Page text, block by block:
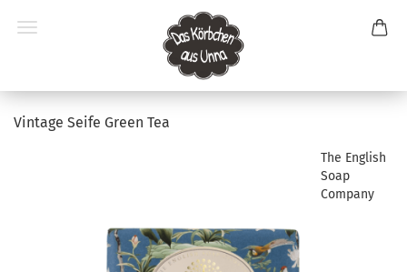
Vintage Seife Green Tea
The English
Soap
Company